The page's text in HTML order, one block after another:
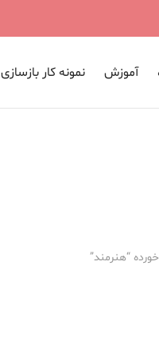
آموزش نمونه کار بازسازی
“هنرمند”